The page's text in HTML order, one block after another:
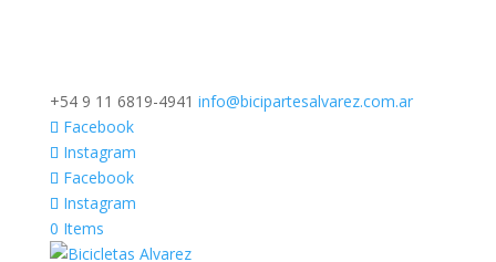
+54 9 11 6819-4941 info@bicipartesalvarez.com.ar
Facebook
Instagram
Facebook
Instagram
0 Items